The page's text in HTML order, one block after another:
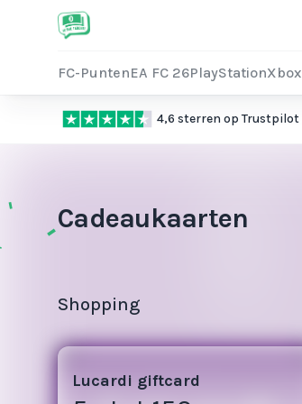
FC-PuntenEA FC 26PlayStationXbox
4,6 sterren op Trustpilot
Cadeaukaarten
Shopping
Lucardi giftcard